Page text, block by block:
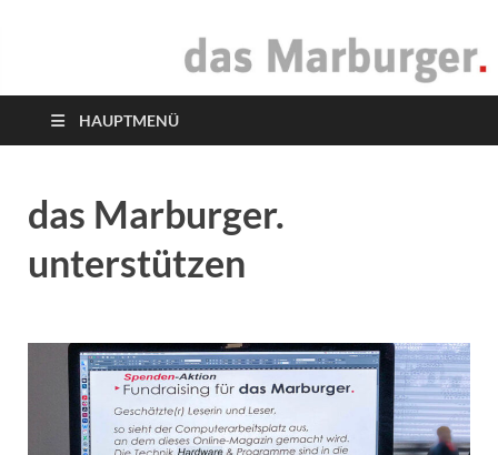
das Marburger.
HAUPTMENÜ
das Marburger.
unterstützen